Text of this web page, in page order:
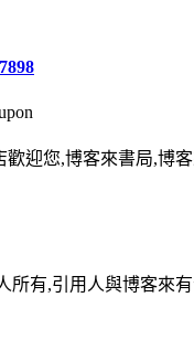
迎您,博客來書局,博
有,引用人與博客來有